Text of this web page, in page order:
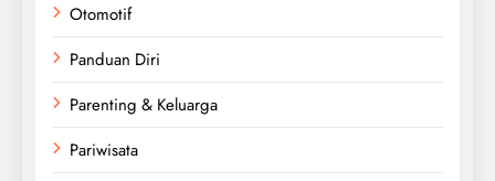
Otomotif
Panduan Diri
Parenting & Keluarga
Pariwisata